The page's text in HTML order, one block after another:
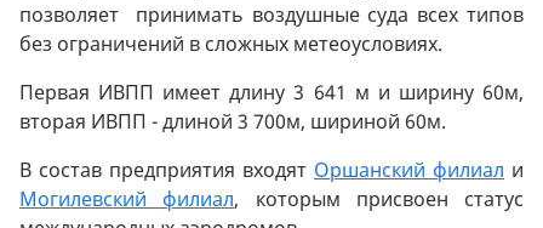
позволяет принимать воздушные суда всех типов
без ограничений в сложных метеоусловиях.
Первая ИВПП имеет длину 3 641 м и ширину 60м,
вторая ИВПП - длиной 3 700м, шириной 60м.
В состав предприятия входят Оршанский филиал и
Могилевский филиал, которым присвоен статус